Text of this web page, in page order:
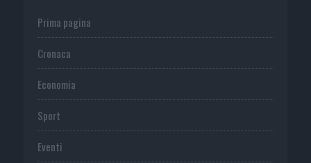
Prima pagina
Cronaca
Economia
Sport
Eventi